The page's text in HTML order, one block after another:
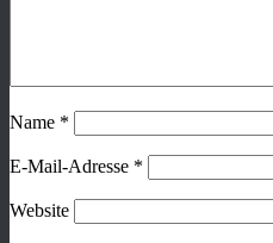
Name *
E-Mail-Adresse *
Website